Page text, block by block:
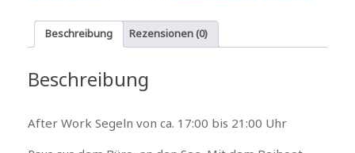
Beschreibung Rezensionen (0)
Beschreibung
After Work Segeln von ca. 17:00 bis 21:00 Uhr